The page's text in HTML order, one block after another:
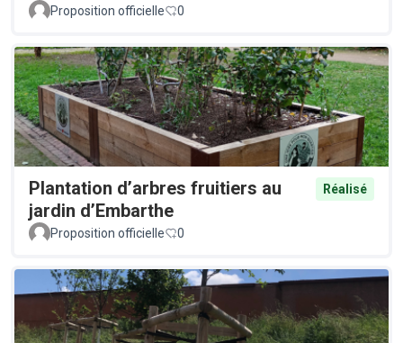
Proposition officielle 0
Plantation d’arbres fruitiers au
jardin d’Embarthe
Réalisé
Proposition officielle 0